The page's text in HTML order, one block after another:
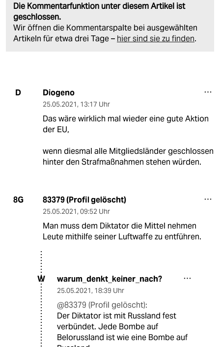
Die Kommentarfunktion unter diesem Artikel ist
geschlossen.
Wir öffnen die Kommentarspalte bei ausgewählten
Artikeln für etwa drei Tage – hier sind sie zu finden.
D Diogeno
25.05.2021, 13:17 Uhr
Das wäre wirklich mal wieder eine gute Aktion
der EU,
wenn diesmal alle Mitgliedsländer geschlossen
hinter den Strafmaßnahmen stehen würden.
8G 83379 (Profil gelöscht)
25.05.2021, 09:52 Uhr
Man muss dem Diktator die Mittel nehmen
Leute mithilfe seiner Luftwaffe zu entführen.
W warum_denkt_keiner_nach?
25.05.2021, 18:39 Uhr
@83379 (Profil gelöscht):
Der Diktator ist mit Russland fest
verbündet. Jede Bombe auf
Belorussland ist wie eine Bombe auf